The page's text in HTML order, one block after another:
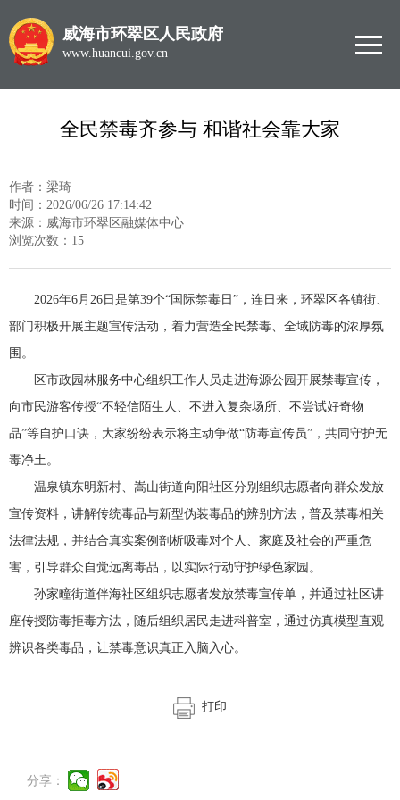
威海市环翠区人民政府
www.huancui.gov.cn
全民禁毒齐参与 和谐社会靠大家
作者：梁琦
时间：2026/06/26 17:14:42
来源：威海市环翠区融媒体中心
浏览次数： 15
2026年6月26日是第39个“国际禁毒日”，连日来，环翠区各镇街、
部门积极开展主题宣传活动，着力营造全民禁毒、全域防毒的浓厚氛
围。
区市政园林服务中心组织工作人员走进海源公园开展禁毒宣传，
向市民游客传授“不轻信陌生人、不进入复杂场所、不尝试好奇物
品”等自护口诀，大家纷纷表示将主动争做“防毒宣传员”，共同守护无
毒净土。
温泉镇东明新村、嵩山街道向阳社区分别组织志愿者向群众发放
宣传资料，讲解传统毒品与新型伪装毒品的辨别方法，普及禁毒相关
法律法规，并结合真实案例剖析吸毒对个人、家庭及社会的严重危
害，引导群众自觉远离毒品，以实际行动守护绿色家园。
孙家疃街道伴海社区组织志愿者发放禁毒宣传单，并通过社区讲
座传授防毒拒毒方法，随后组织居民走进科普室，通过仿真模型直观
辨识各类毒品，让禁毒意识真正入脑入心。
打印
分享：